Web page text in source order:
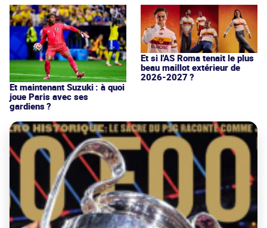
Et maintenant Suzuki : à quoi
joue Paris avec ses
gardiens ?
Et si l'AS Roma tenait le plus
beau maillot extérieur de
2026-2027 ?